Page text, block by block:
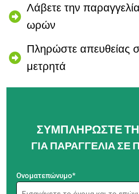
Λάβετε την
ωρών
Πληρώστε απευθείας
μετρητά
ΣΥΜΠΛΗΡΩΣΤΕ
ΓΙΑ ΠΑΡΑΓΓΕΛΙΑ ΣΕ
Ονοματεπώνυμο*